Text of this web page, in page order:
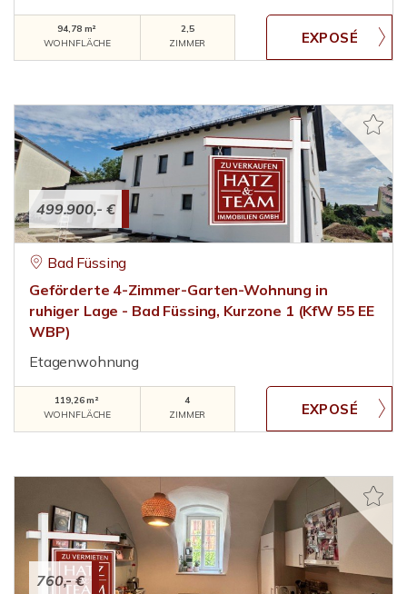
94,78 m²
WOHNFLÄCHE
2,5
ZIMMER
499.900,- €
Bad Füssing
Geförderte 4-Zimmer-Garten-Wohnung in
ruhiger Lage - Bad Füssing, Kurzone 1 (KfW 55 EE
WBP)
Etagenwohnung
119,26 m²
WOHNFLÄCHE
4
ZIMMER
760,- €